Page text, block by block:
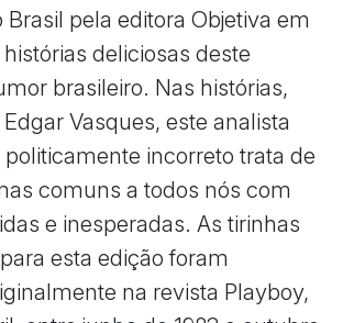
pela editora Objetiva em
deliciosas deste
brasileiro. Nas histórias,
Vasques, este analista
incorreto trata de
comuns a todos nós com
e inesperadas. As tirinhas
esta edição foram
na revista Playboy,